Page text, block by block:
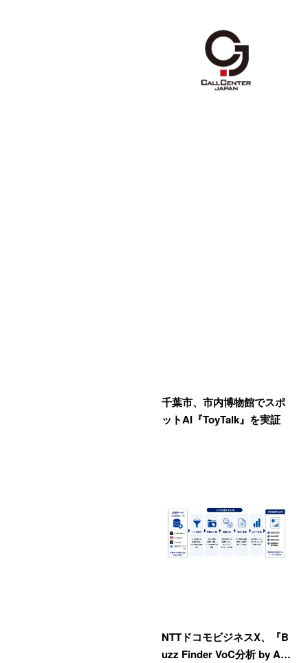
千葉市、市内博物館でスポ
ットAI『ToyTalk』を実証
NTTドコモビジネスX、『B
uzz Finder VoC分析 by A…